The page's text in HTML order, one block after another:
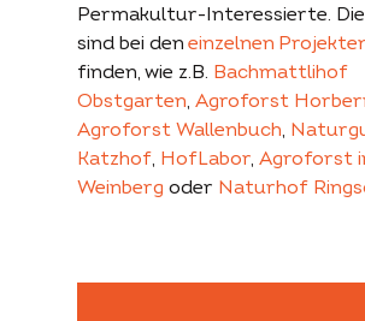
Permakultur-Interessierte.
sind bei den einzelnen
finden, wie z.B. Bachmattlihof
Obstgarten, Agroforst
Agroforst Wallenbuch,
Katzhof, HofLabor, Agroforst
Weinberg oder Naturhof